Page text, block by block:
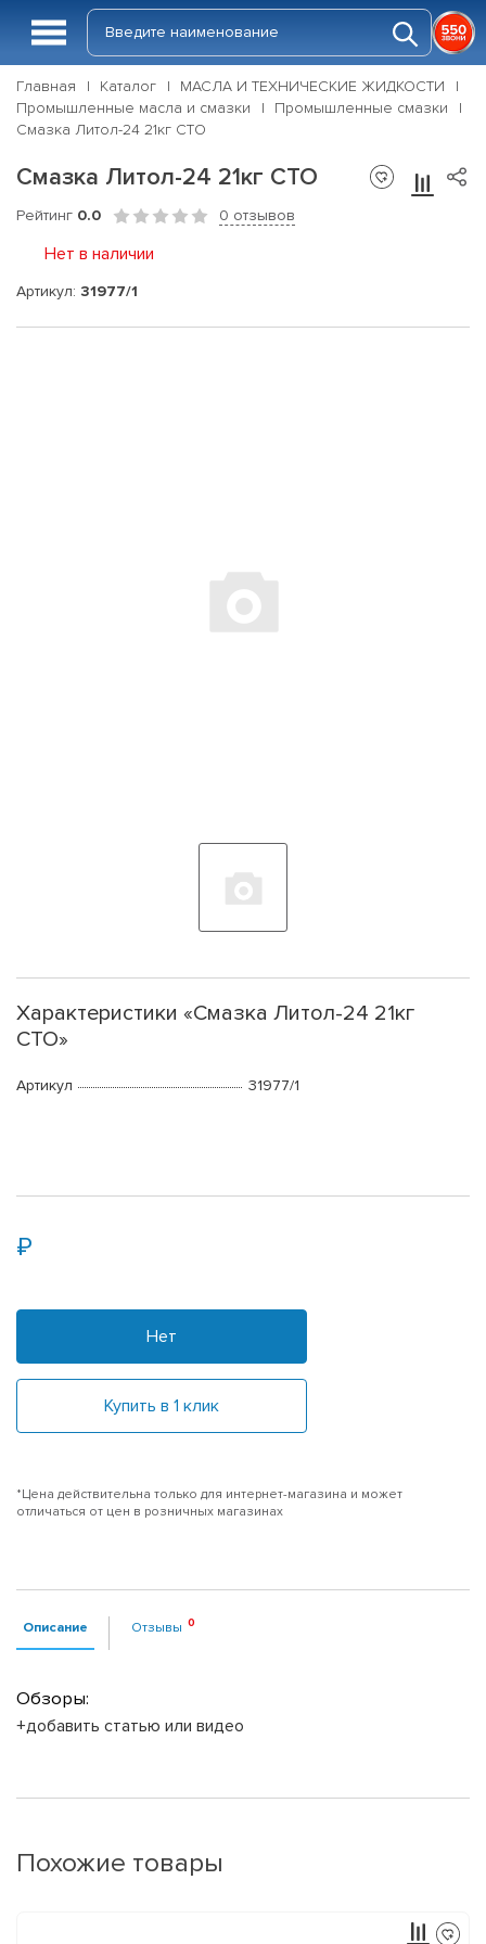
Главная Каталог
МАСЛА И ТЕХНИЧЕСКИЕ ЖИДКОСТИ
Промышленные масла и смазки
Промышленные смазки
Смазка Литол-24 21кг СТО
Смазка Литол-24 21кг СТО
Рейтинг 0.0 0 отзывов
Нет в наличии
Артикул: 31977/1
Характеристики «Смазка Литол-24 21кг
СТО»
Артикул 31977/1
Нет
Купить в 1 клик
*Цена действительна только для интернет-магазина и может
отличаться от цен в розничных магазинах
Описание Отзывы
Обзоры:
+добавить статью или видео
Похожие товары